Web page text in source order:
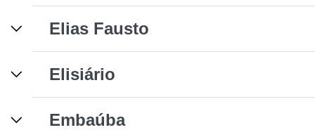
Elias Fausto
Elisiário
Embaúba